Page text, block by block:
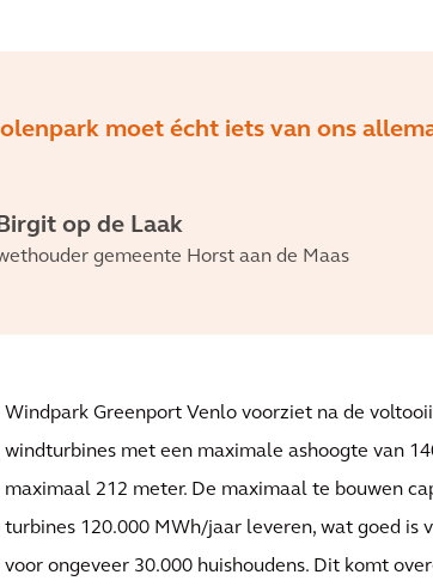
moet écht iets van ons
Birgit op de Laak
gemeente Horst aan de Maas
Windpark Greenport Venlo voorziet na de
windturbines met een maximale ashoogte van
maximaal 212 meter. De maximaal te bouwen
turbines 120.000 MWh/jaar leveren, wat goed is
voor ongeveer 30.000 huishoudens. Dit komt